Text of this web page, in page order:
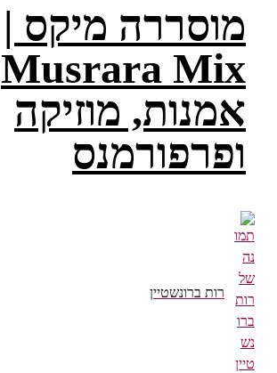
מוסררה מיקס |
Musrara Mix
אמנות, מוזיקה
ופרפורמנס
רות ברונשטיין